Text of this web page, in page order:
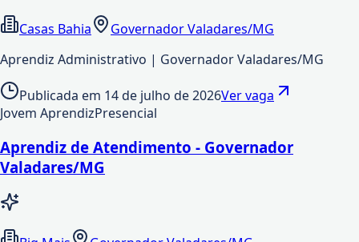
Casas Bahia
Governador Valadares/MG
Aprendiz Administrativo | Governador Valadares/MG
Publicada em 14 de julho de 2026Ver vaga
Jovem AprendizPresencial
Aprendiz de Atendimento - Governador
Valadares/MG